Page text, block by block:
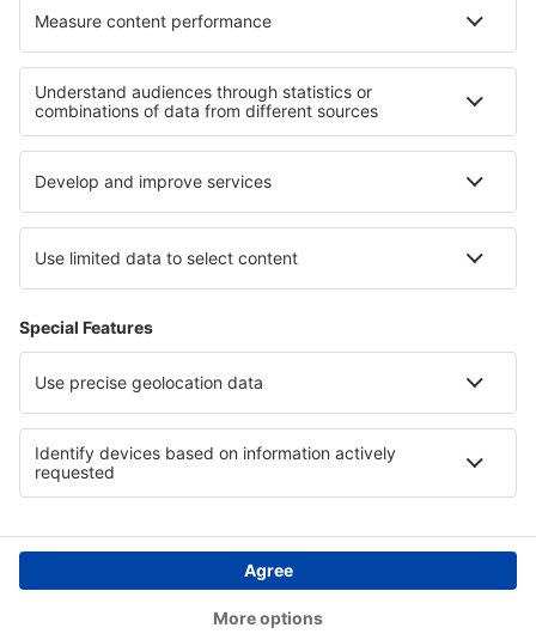
Handelsbetingelser
Mine bookinger
Persondatapolitik
Support og kontakt
Lande
Internationale websteder
eSky.eu eSky.com eDestinos.com